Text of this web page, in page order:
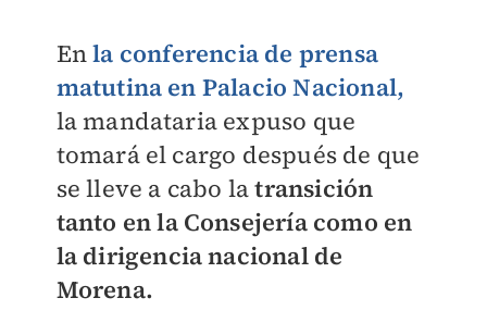
Enla conferencia de prensa
matutina en Palacio Nacional,
la mandataria expuso que
tomará el cargo después de que
se lleve a cabo latransición
tanto en la Consejería como en
la dirigencia nacional de
Morena.